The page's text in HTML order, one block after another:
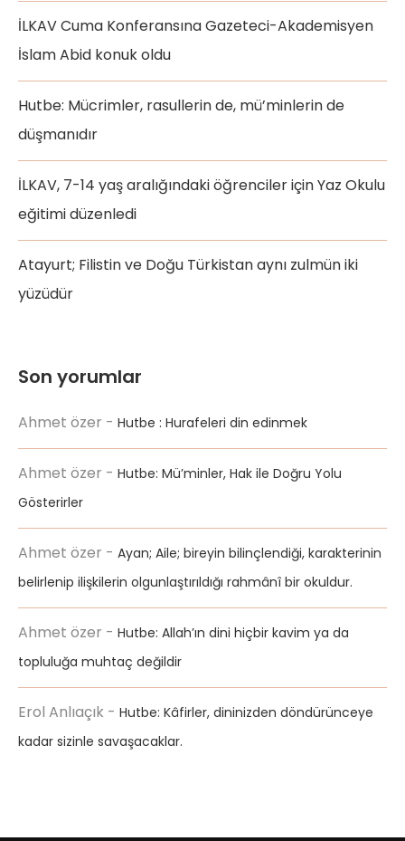
İLKAV Cuma Konferansına Gazeteci-Akademisyen
İslam Abid konuk oldu
Hutbe: Mücrimler, rasullerin de, mü’minlerin de
düşmanıdır
İLKAV, 7-14 yaş aralığındaki öğrenciler için Yaz Okulu
eğitimi düzenledi
Atayurt; Filistin ve Doğu Türkistan aynı zulmün iki
yüzüdür
Son yorumlar
Ahmet özer - Hutbe : Hurafeleri din edinmek
Ahmet özer - Hutbe: Mü’minler, Hak ile Doğru Yolu
Gösterirler
Ahmet özer - Ayan; Aile; bireyin bilinçlendiği, karakterinin
belirlenip ilişkilerin olgunlaştırıldığı rahmânî bir okuldur.
Ahmet özer - Hutbe: Allah’ın dini hiçbir kavim ya da
topluluğa muhtaç değildir
Erol Anlıaçık - Hutbe: Kâfirler, dininizden döndürünceye
kadar sizinle savaşacaklar.